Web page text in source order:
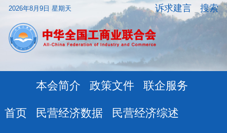
2026年8月9日 星期天 搜索
诉求建言
首页
本会简介 政策文件 联企服务
民营经济数据 民营经济综述